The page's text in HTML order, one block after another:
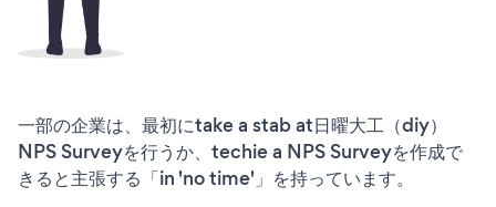
一部の企業は、最初にtake a stab at日曜大工（diy）
NPS Surveyを行うか、techie a NPS Surveyを作成で
きると主張する「in 'no time'」を持っています。